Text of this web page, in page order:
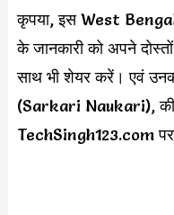
कृपया, इस West
के जानकारी को अपने
साथ भी शेयर करें। एवं
(Sarkari Naukari), की
TechSingh123.com पर